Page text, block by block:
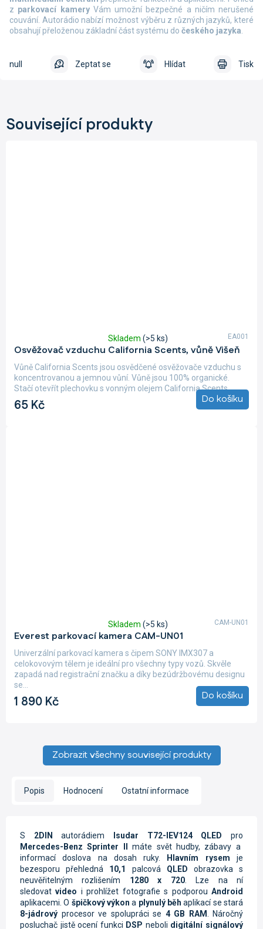
z parkovací kameryVám umožní bezpečné a ničím nerušené
couvání. Autorádio nabízí možnost výběru z různých jazyků, které
obsahují přeloženou základní část systému do českého jazyka.
Tisk
Zeptat se Hlídat
null
Související produkty
Osvěžovač vzduchu California Scents, vůně Višeň
hodnocení
produktu
je
5,0
5
Skladem (>5 ks)
65 Kč Do košíku
Vůně California Scents jsou osvědčené osvěžovače vzduchu s
koncentrovanou a jemnou vůní. Vůně jsou 100% organické.
Stačí otevřít plechovku s vonným olejem California Scents,...
EA001
Everest parkovací kamera CAM-UN01
hodnocení
produktu
je
5,0
z
hvězdiček.
Skladem (>5 ks)
1 890 Kč Do košíku
Univerzální parkovací kamera s čipem SONY IMX307 a
celokovovým tělem je ideální pro všechny typy vozů. Skvěle
zapadá nad registrační značku a díky bezúdržbovému designu
se...
CAM-UN01
Zobrazit všechny související produkty
Popis Hodnocení Ostatní informace
S 2DIN autorádiem Isudar T72-IEV124 QLEDpro
Mercedes-Benz Sprinter II
máte svět hudby, zábavy a
informací doslova na dosah ruky.
Hlavním rysem je
bezesporu přehledná 10,1 palcová QLED obrazovka s
neuvěřitelným rozlišením 1280 x 720. Lze na ní
sledovatvideo i prohlížet fotografie s podporouAndroid
aplikacemi. O špičkový výkon a plynulý běhaplikací se stará
8-jádrový procesor ve spolupráci se 4 GB RAM
. Náročný
posluchač jistě ocení funkci DSP neboli digitální signálový